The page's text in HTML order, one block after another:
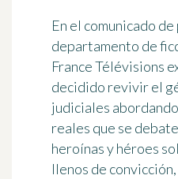
En el comunicado
departamento de
France Télévisions
decidido revivir el
judiciales
reales que se
heroínas y héroes
llenos de